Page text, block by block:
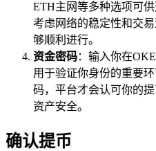
ETH主网等多种选项可
考虑网络的稳定性和交
够顺利进行。
资金密码：输入你在
用于验证你身份的重要
码，平台才会认可你的
资产安全。
确认提币